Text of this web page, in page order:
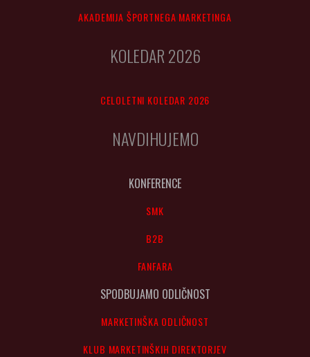
AKADEMIJA ŠPORTNEGA MARKETINGA
KOLEDAR 2026
CELOLETNI KOLEDAR 2026
NAVDIHUJEMO
KONFERENCE
SMK
B2B
FANFARA
SPODBUJAMO ODLIČNOST
MARKETINŠKA ODLIČNOST
KLUB MARKETINŠKIH DIREKTORJEV